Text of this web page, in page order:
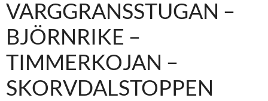
VARGGRANSSTUGAN –
BJÖRNRIKE –
TIMMERKOJAN –
SKORVDALSTOPPEN